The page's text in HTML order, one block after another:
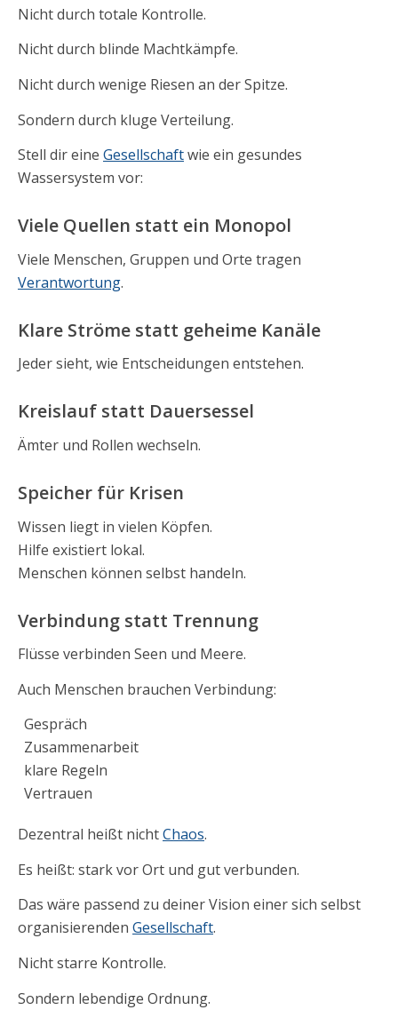
Nicht durch totale Kontrolle.
Nicht durch blinde Machtkämpfe.
Nicht durch wenige Riesen an der Spitze.
Sondern durch kluge Verteilung.
Stell dir eine Gesellschaftwie ein gesundes
Wassersystem vor:
Viele Quellen statt ein Monopol
Viele Menschen, Gruppen und Orte tragen
Verantwortung.
Klare Ströme statt geheime Kanäle
Jeder sieht, wie Entscheidungen entstehen.
Kreislauf statt Dauersessel
Ämter und Rollen wechseln.
Speicher für Krisen
Wissen liegt in vielen Köpfen.
Hilfe existiert lokal.
Menschen können selbst handeln.
Verbindung statt Trennung
Flüsse verbinden Seen und Meere.
Auch Menschen brauchen Verbindung:
Gespräch
Zusammenarbeit
klare Regeln
Vertrauen
Dezentral heißt nichtChaos.
Es heißt: stark vor Ort und gut verbunden.
Das wäre passend zu deiner Vision einer sich selbst
organisierenden Gesellschaft.
Nicht starre Kontrolle.
Sondern lebendige Ordnung.